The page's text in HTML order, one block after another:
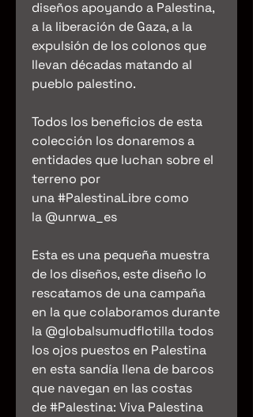
diseños apoyando a Palestina,
a la liberación de Gaza, a la
expulsión de los colonos que
llevan décadas matando al
pueblo palestino.
Todos los beneficios de esta
colección los donaremos a
entidades que luchan sobre el
terreno por
una #PalestinaLibre como
la @unrwa_es
Esta es una pequeña muestra
de los diseños, este diseño lo
rescatamos de una campaña
en la que colaboramos durante
la @globalsumudflotilla todos
los ojos puestos en Palestina
en esta sandía llena de barcos
que navegan en las costas
de #Palestina: Viva Palestina